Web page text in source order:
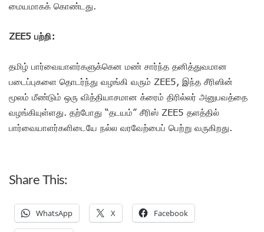
மையமாகக் கொண்டது.
ZEE5 பற்றி:
தமிழ் பார்வையாளர்களுக்கென மண் சார்ந்த தனித்துவமான
படைப்புகளை தொடர்ந்து வழங்கி வரும் ZEE5, இந்த சீரிஸின்
மூலம் மீண்டும் ஒரு வித்தியாசமான க்ரைம் திரில்லர் அனுபவத்தை
வழங்கியுள்ளது. தற்போது “தடயம்” சீரிஸ் ZEE5 தளத்தில்
பார்வையாளர்களிடையே நல்ல வரவேற்பைப் பெற்று வருகிறது.
Share This:
WhatsApp X Facebook